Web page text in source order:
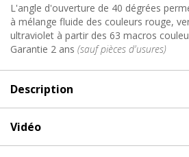
L'angle d'ouverture de 40 dégrées
à mélange fluide des couleurs rouge,
ultraviolet à partir des 63 macros
Garantie 2 ans (sauf pièces d'usures)
Description
L'Ultra HEX Bar 12 est une barre à LED
Vidéo